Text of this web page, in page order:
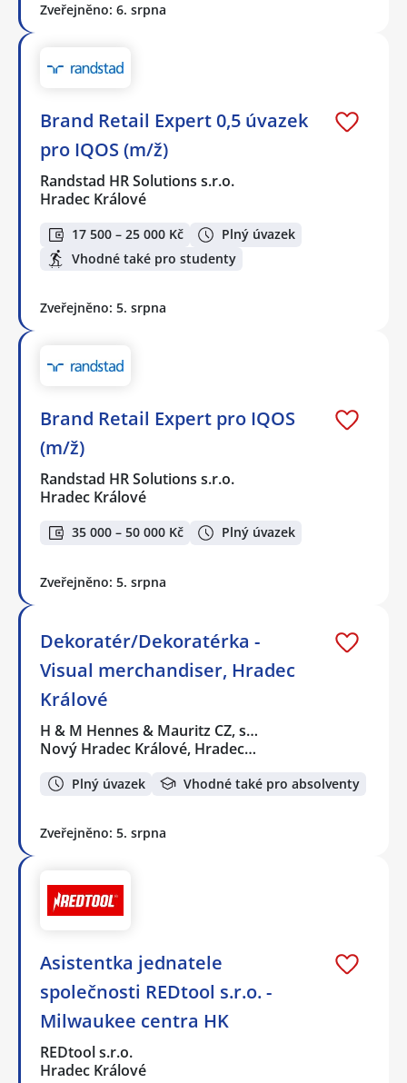
Zveřejněno: 6. srpna
Brand Retail Expert 0,5 úvazek
pro IQOS (m/ž)
Randstad HR Solutions s.r.o.
Hradec Králové
17 500 – 25 000 Kč
Plný úvazek
Vhodné také pro studenty
Zveřejněno: 5. srpna
Brand Retail Expert pro IQOS
(m/ž)
Randstad HR Solutions s.r.o.
Hradec Králové
35 000 – 50 000 Kč Plný úvazek
Zveřejněno: 5. srpna
Dekoratér/Dekoratérka -
Visual merchandiser, Hradec
Králové
H & M Hennes & Mauritz CZ, s…
Nový Hradec Králové, Hradec…
Plný úvazek Vhodné také pro absolventy
Zveřejněno: 5. srpna
Asistentka jednatele
společnosti REDtool s.r.o. -
Milwaukee centra HK
REDtool s.r.o.
Hradec Králové